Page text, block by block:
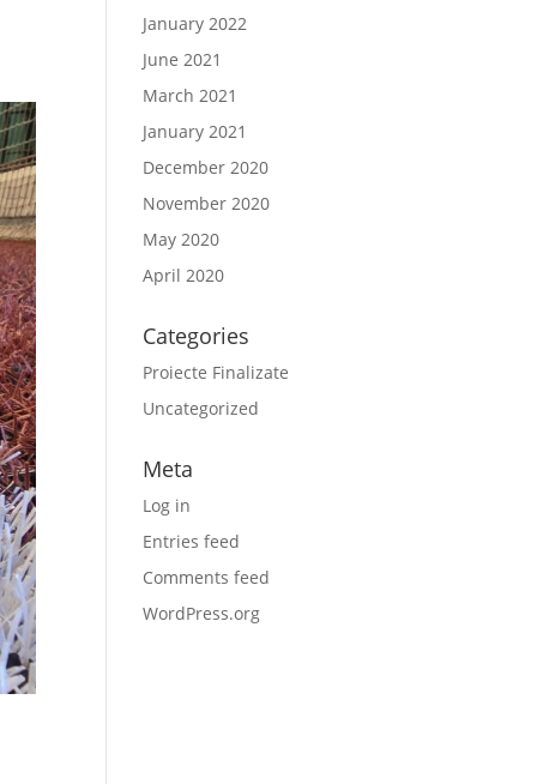
January 2022
June 2021
March 2021
January 2021
December 2020
November 2020
May 2020
April 2020
Categories
Proiecte Finalizate
Uncategorized
Meta
Log in
Entries feed
Comments feed
WordPress.org